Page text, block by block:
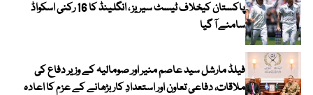
پاکستان کیخلاف ٹیسٹ سیریز ، انگلینڈ کا 16 رکنی اسکواڈ
سامنے آ گیا
فیلڈ مارشل سید عاصم منیر اور صومالیہ کے وزیر دفاع کی
ملاقات، دفاعی تعاون اور استعدادِ کار بڑھانے کے عزم کا اعادہ